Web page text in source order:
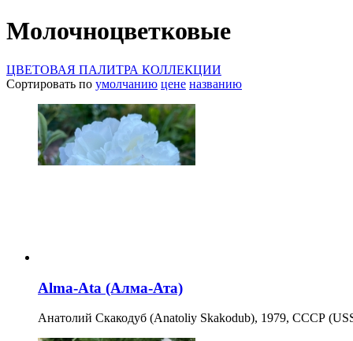
Молочноцветковые
ЦВЕТОВАЯ ПАЛИТРА КОЛЛЕКЦИИ
Сортировать по умолчанию цене названию
Alma-Ata (Алма-Ата)
Анатолий Скакодуб (Anatoliy Skakodub), 1979, СССР